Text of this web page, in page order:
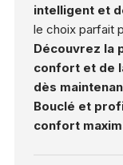
intelligent et
le choix parfait
Découvrez la
confort et de
dès
Bouclé et
confort